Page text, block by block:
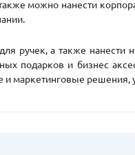
можно нанести
а также нанести
подарков и бизнес
маркетинговые